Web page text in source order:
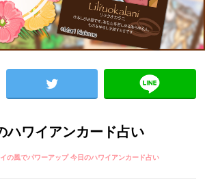
ハワイアンカード占い
の風でパワーアップ 今日のハワイアンカード占い